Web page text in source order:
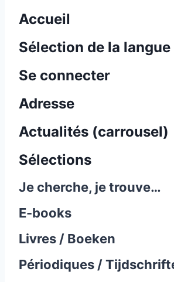
Accueil
Sélection de la langue
Se connecter
Adresse
Actualités (carrousel)
Sélections
Je cherche, je trouve…
E-books
Livres / Boeken
Périodiques /